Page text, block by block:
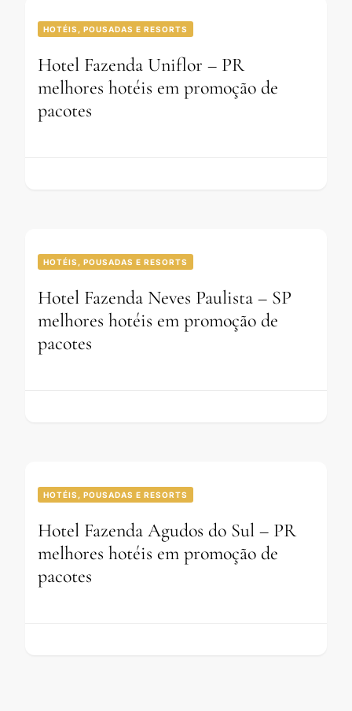
HOTÉIS, POUSADAS E RESORTS
Hotel Fazenda Uniflor – PR
melhores hotéis em promoção de
pacotes
HOTÉIS, POUSADAS E RESORTS
Hotel Fazenda Neves Paulista – SP
melhores hotéis em promoção de
pacotes
HOTÉIS, POUSADAS E RESORTS
Hotel Fazenda Agudos do Sul – PR
melhores hotéis em promoção de
pacotes